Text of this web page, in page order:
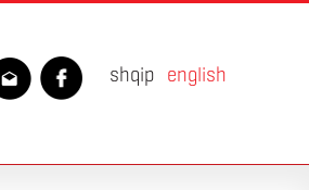
shqip english